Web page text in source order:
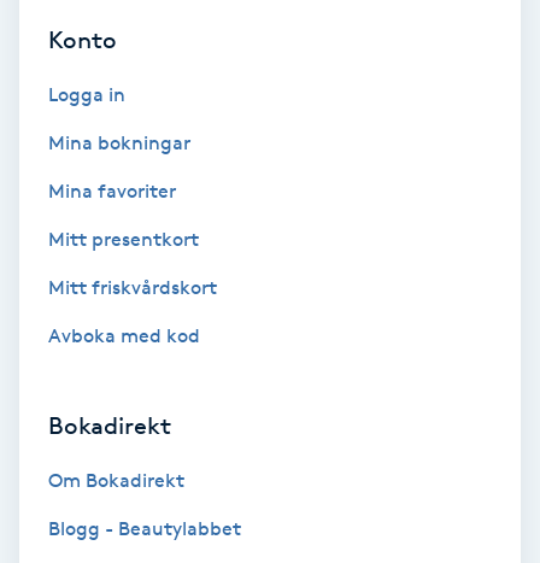
Fransförlängning Megavolym
Fransförlängning Volym
Fransrengöring
Konto
Logga in
Mina bokningar
Mina favoriter
Mitt presentkort
Mitt friskvårdskort
Avboka med kod
Bokadirekt
Om Bokadirekt
Blogg - Beautylabbet